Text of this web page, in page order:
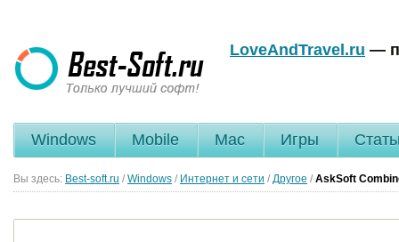
LoveAndTravel.ru —
Windows Mobile Mac Игры
Вы здесь: Best-soft.ru / Windows / Интернет и сети / Другое / AskSoft